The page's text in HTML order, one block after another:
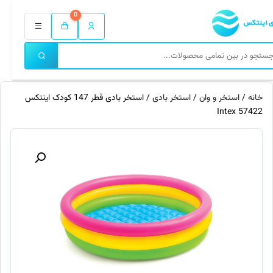
0
خانه/استخر و وان/استخر بادی
/ استخر بادی قطر 147 کودک اینتکس
57422 Intex